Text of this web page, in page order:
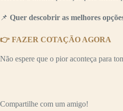
📌 Quer descobrir as melhores
👉 FAZER COTAÇÃO AGORA
Não espere que o pior aconteça para
Compartilhe com um amigo!